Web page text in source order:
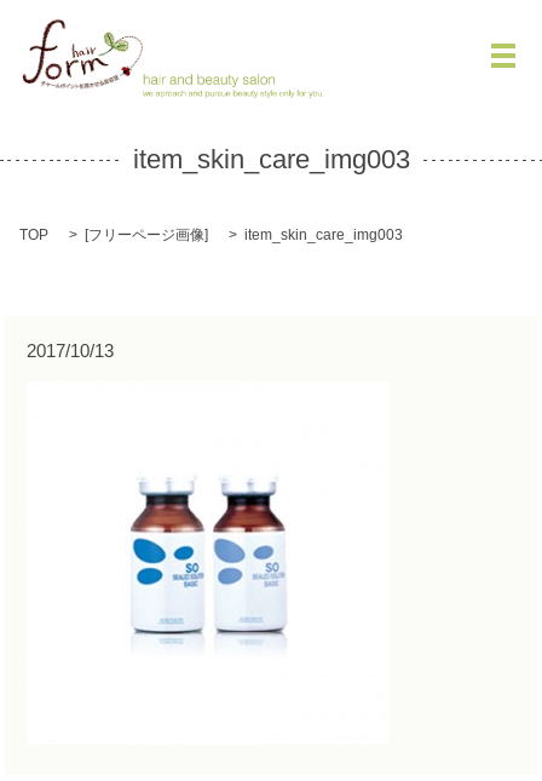
メ
item_skin_care_img003
TOP [フリーページ画像] item_skin_care_img003
2017/10/13